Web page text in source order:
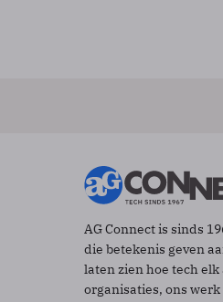
AG Connect is sinds
die betekenis geven
laten zien hoe tech
organisaties, ons